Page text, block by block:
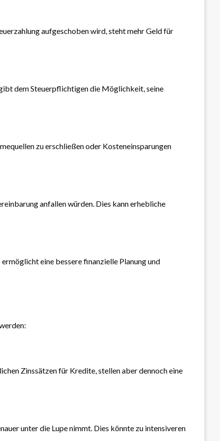
aufgeschoben wird, steht mehr Geld für
dem Steuerpflichtigen die Möglichkeit, seine
zu erschließen oder Kosteneinsparungen
anfallen würden. Dies kann erhebliche
eine bessere finanzielle Planung und
Zinssätzen für Kredite, stellen aber dennoch eine
unter die Lupe nimmt. Dies könnte zu intensiveren